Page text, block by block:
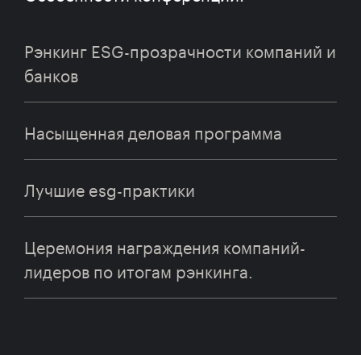
Рэнкинг ESG-прозрачности компаний и
банков
Насыщенная деловая программа
Лучшие esg-практики
Церемония награждения компаний-
лидеров по итогам рэнкинга.